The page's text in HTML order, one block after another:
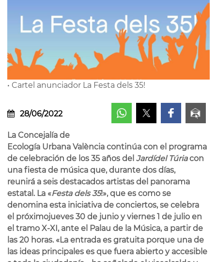
• Cartel anunciador La Festa dels 35!
28/06/2022
La Concejal ía de
Ecología Urbana Val ència continúa con el programa
de celebración de los 35 años del Jardídel Túriacon
una fiesta de música que, durante dos días,
reunirá a seis destacados artistas del panorama
estatal. La «Festadels 35!», que es como se
denomina esta iniciativa de conciertos,se celebra
el próximojueves 30 de junio y viernes 1 de julio en
el tramo X-XI, ante el Palau de la Música, a partir de
las 20 horas. «La entrada es gratuita porque una de
las ideas principales es que fuera abierto y accesible